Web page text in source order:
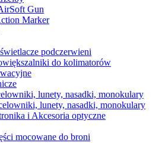
Gun
Marker
podczerwieni
do kolimatorów
lunety, nasadki, monokulary
lunety, nasadki, monokulary
i Akcesoria optyczne
mocowane do broni